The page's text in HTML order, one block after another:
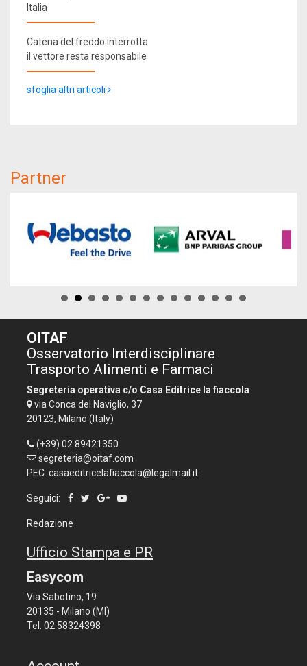
Italia
Catena del freddo interrotta
il vettore resta responsabile
sfoglia altri articoli
Partner
OITAF
Osservatorio Interdisciplinare
Trasporto Alimenti e Farmaci
Segreteria operativa c/o Casa Editrice la fiaccola
via Conca del Naviglio, 37
20123, Milano (Italy)
(+39) 02 89421350
segreteria@oitaf.com
PEC: casaeditricelafiaccola@legalmail.it
Seguici:
Redazione
Ufficio Stampa e PR
Easycom
Via Sabotino, 19
20135 - Milano (MI)
Tel. 02 58324398